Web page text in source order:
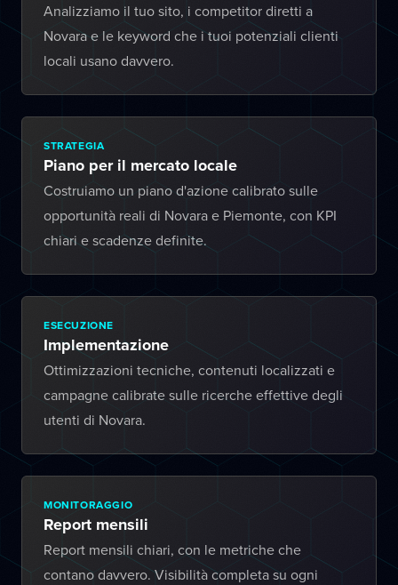
Analizziamo il tuo sito, i competitor diretti a
Novara e le keyword che i tuoi potenziali clienti
locali usano davvero.
STRATEGIA
Piano per il mercato locale
Costruiamo un piano d'azione calibrato sulle
opportunità reali di Novara e Piemonte, con KPI
chiari e scadenze definite.
ESECUZIONE
Implementazione
Ottimizzazioni tecniche, contenuti localizzati e
campagne calibrate sulle ricerche effettive degli
utenti di Novara.
MONITORAGGIO
Report mensili
Report mensili chiari, con le metriche che
contano davvero. Visibilità completa su ogni